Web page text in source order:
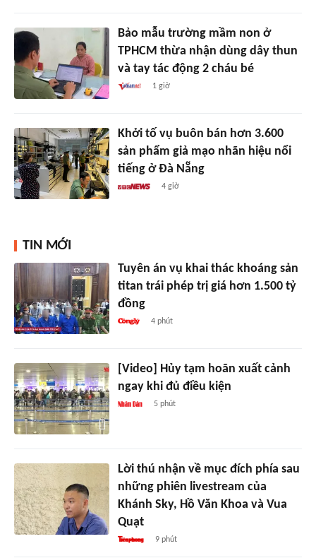
Bảo mẫu trường mầm non ở
TPHCM thừa nhận dùng dây thun
và tay tác động 2 cháu bé
1 giờ
Khởi tố vụ buôn bán hơn 3.600
sản phẩm giả mạo nhãn hiệu nổi
tiếng ở Đà Nẵng
4 giờ
TIN MỚI
Tuyên án vụ khai thác khoáng sản
titan trái phép trị giá hơn 1.500 tỷ
đồng
4 phút
[Video] Hủy tạm hoãn xuất cảnh
ngay khi đủ điều kiện
5 phút
Lời thú nhận về mục đích phía sau
những phiên livestream của
Khánh Sky, Hồ Văn Khoa và Vua
Quạt
9 phút